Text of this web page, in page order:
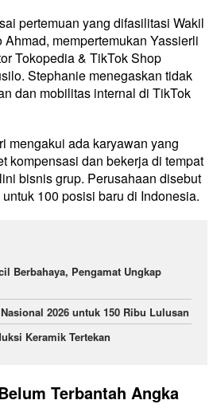
pertemuan yang difasilitasi Wakil
mempertemukan Yassierli
Tokopedia & TikTok Shop
Stephanie menegaskan tidak
dan mobilitas internal di TikTok
mengakui ada karyawan yang
kompensasi dan bekerja di tempat
bisnis grup. Perusahaan disebut
100 posisi baru di Indonesia.
Berbahaya, Pengamat Ungkap
2026 untuk 150 Ribu Lulusan
Keramik Tertekan
Terbantah Angka